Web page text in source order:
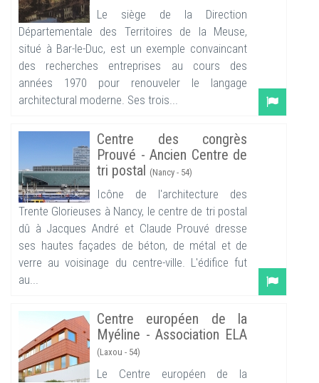
Le siège de la Direction
Départementale des Territoires de la Meuse,
situé à Bar-le-Duc, est un exemple convaincant
des recherches entreprises au cours des
années 1970 pour renouveler le langage
architectural moderne. Ses trois...
Centre des congrès
Prouvé - Ancien Centre de
tri postal (Nancy - 54)
Icône de l'architecture des
Trente Glorieuses à Nancy, le centre de tri postal
dû à Jacques André et Claude Prouvé dresse
ses hautes façades de béton, de métal et de
verre au voisinage du centre-ville. L'édifice fut
au...
Centre européen de la
Myéline - Association ELA
(Laxou - 54)
Le Centre européen de la